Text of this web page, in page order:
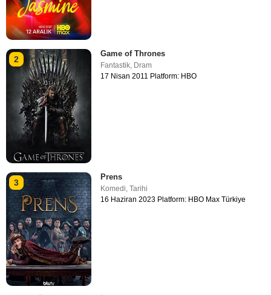
2
Game of Thrones
Fantastik, Dram
17 Nisan 2011 Platform: HBO
3
Prens
Komedi ,Tarihi
16 Haziran 2023 Platform: HBO Max Türkiye